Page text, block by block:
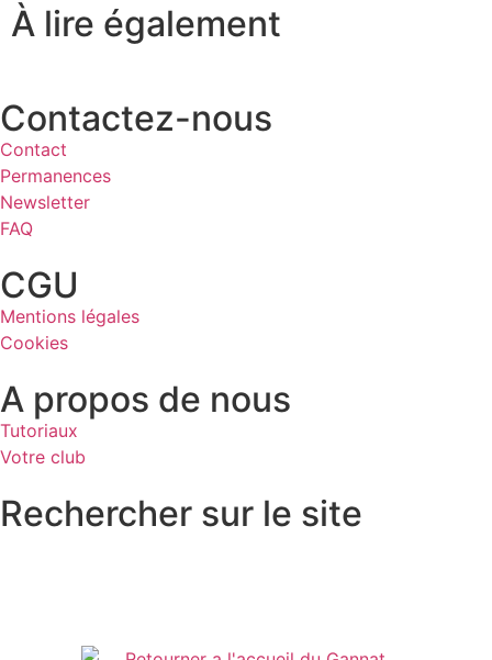
À lire également
Contactez-nous
Contact
Permanences
Newsletter
FAQ
CGU
Mentions légales
Cookies
A propos de nous
Tutoriaux
Votre club
Rechercher sur le site